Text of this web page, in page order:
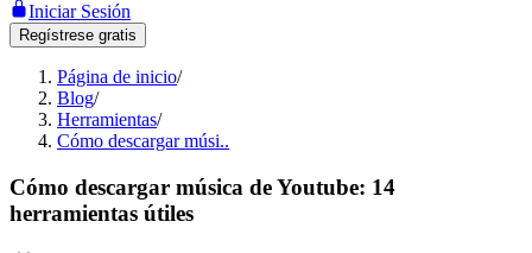
Iniciar Sesión
Regístrese gratis
Página de inicio/
Blog/
Herramientas/
Cómo descargar músi..
Cómo descargar música de Youtube: 14
herramientas útiles